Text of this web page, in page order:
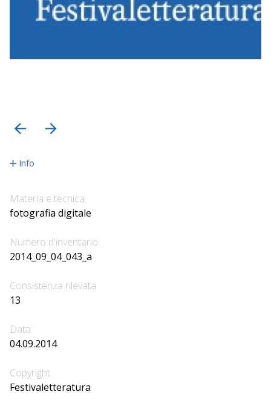
Info
Materia e tecnica
fotografia digitale
Numero d'inventario
2014_09_04_043_a
Consistenza rilevata
13
Data
04.09.2014
Copyright
Festivaletteratura